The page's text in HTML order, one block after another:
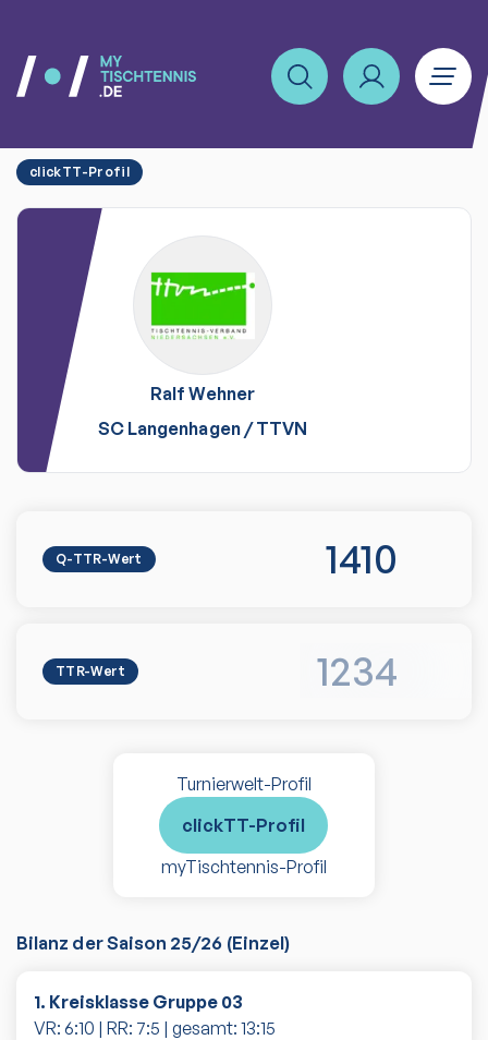
clickTT-Profil
Ralf Wehner
SC Langenhagen/TTVN
Q-TTR-Wert 1410
TTR-Wert 1234
Turnierwelt-Profil
clickTT-Profil
myTischtennis-Profil
Bilanz der Saison 25/26 (Einzel)
1. Kreisklasse Gruppe 03
VR: 6:10 | RR: 7:5 | gesamt: 13:15